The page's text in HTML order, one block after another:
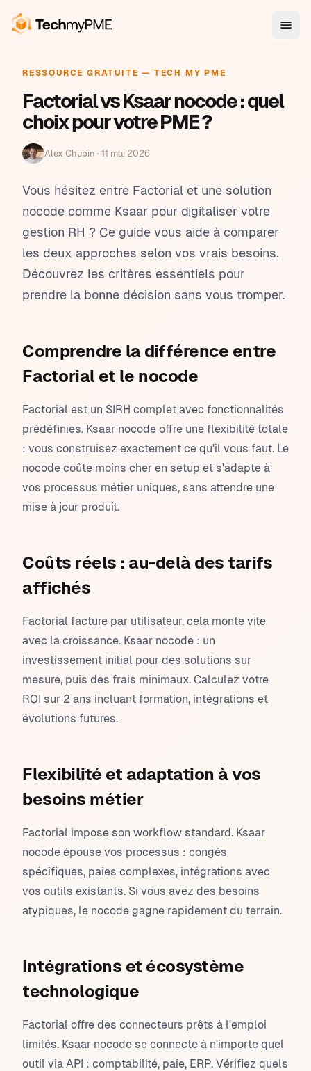
RESSOURCE GRATUITE — TECH MY PME
Factorial vs Ksaar nocode : quel
choix pour votre PME ?
Alex Chupin · 11 mai 2026
Vous hésitez entre Factorial et une solution
nocode comme Ksaar pour digitaliser votre
gestion RH ? Ce guide vous aide à comparer
les deux approches selon vos vrais besoins.
Découvrez les critères essentiels pour
prendre la bonne décision sans vous tromper.
Comprendre la différence entre
Factorial et le nocode
Factorial est un SIRH complet avec fonctionnalités
prédéfinies. Ksaar nocode offre une flexibilité totale
: vous construisez exactement ce qu'il vous faut. Le
nocode coûte moins cher en setup et s'adapte à
vos processus métier uniques, sans attendre une
mise à jour produit.
Coûts réels : au-delà des tarifs
affichés
Factorial facture par utilisateur, cela monte vite
avec la croissance. Ksaar nocode : un
investissement initial pour des solutions sur
mesure, puis des frais minimaux. Calculez votre
ROI sur 2 ans incluant formation, intégrations et
évolutions futures.
Flexibilité et adaptation à vos
besoins métier
Factorial impose son workflow standard. Ksaar
nocode épouse vos processus : congés
spécifiques, paies complexes, intégrations avec
vos outils existants. Si vous avez des besoins
atypiques, le nocode gagne rapidement du terrain.
Intégrations et écosystème
technologique
Factorial offre des connecteurs prêts à l'emploi
limités. Ksaar nocode se connecte à n'importe quel
outil via API : comptabilité, paie, ERP. Vérifiez quels